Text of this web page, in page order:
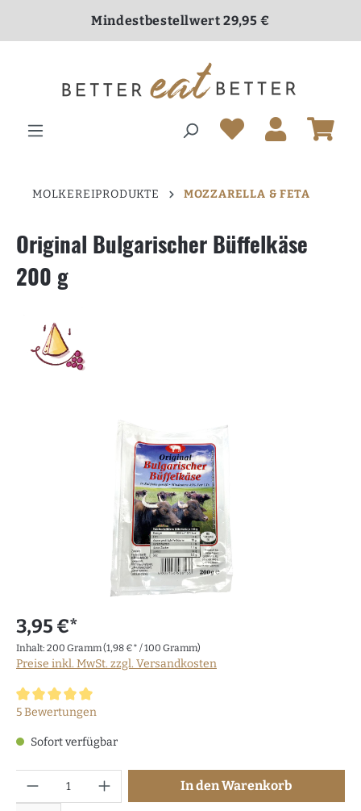
Mindestbestellwert 29,95 €
Versandkostenfrei ab 70,00 €
MOLKEREIPRODUKTE MOZZARELLA & FETA
Original Bulgarischer Büffelkäse
200 g
3,95 €*
Inhalt: 200 Gramm(1,98 €* / 100 Gramm)
Preise inkl. MwSt. zzgl. Versandkosten
Durchschnittliche Bewertung von 5 von 5 Sternen
5 Bewertungen
Sofort verfügbar
In den Warenkorb